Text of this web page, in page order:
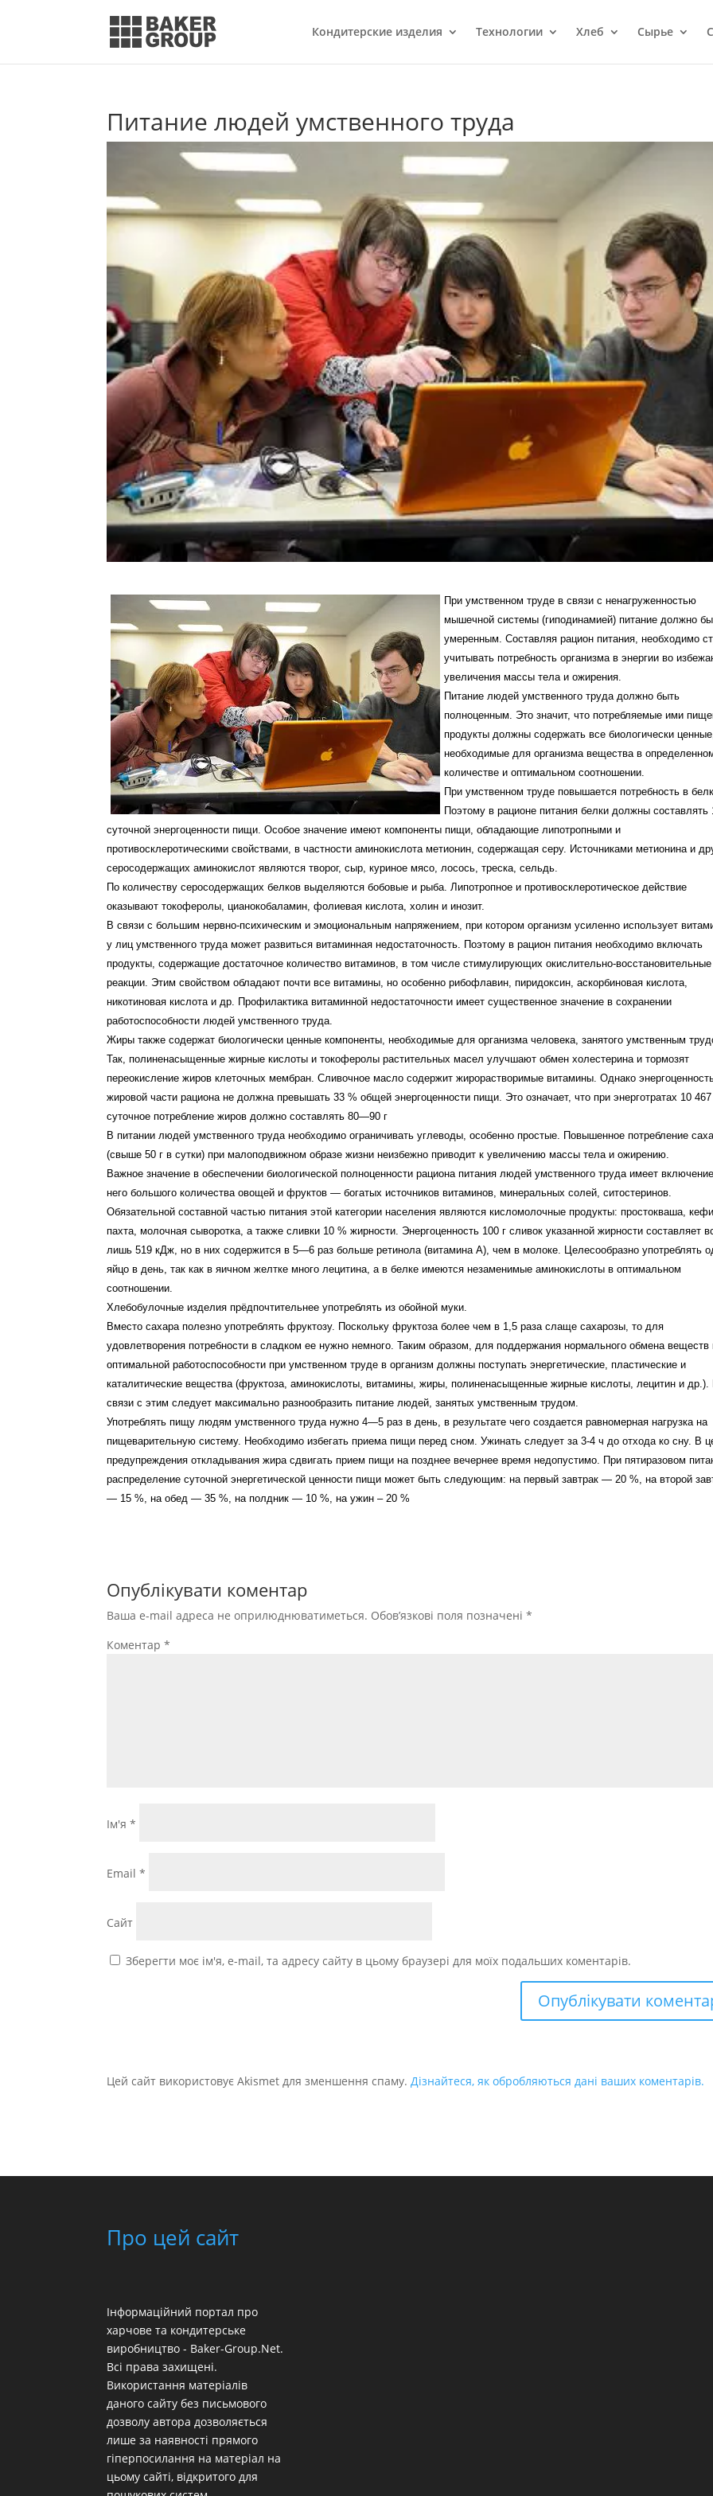
Кондитерcкие изделия Технологии Хлеб Сырье
Питание людей умственного труда
При умственном труде в связи с ненагруженностью
мышечной системы (гиподинамией) питание должно
умеренным. Составляя рацион питания, необходимо
учитывать потребность организма в энергии во
увеличения массы тела и ожирения.
Питание людей умственного труда должно быть
полноценным. Это значит, что потребляемые ими
продукты должны содержать все биологически ценные,
необходимые для организма вещества в
количестве и оптимальном соотношении.
При умственном труде повышается потребность в
Поэтому в рационе питания белки должны составлять
суточной энергоценности пищи. Особое значение имеют компоненты пищи, обладающие липотропными и
противосклеротическими свойствами, в частности аминокислота метионин, содержащая серу. Источниками метионина и
серосодержащих аминокислот являются творог, сыр, куриное мясо, лосось, треска, сельдь.
По количеству серосодержащих белков выделяются бобовые и рыба. Липотропное и противосклеротическое действие
оказывают токоферолы, цианокобаламин, фолиевая кислота, холин и инозит.
В связи с большим нервно-психическим и эмоциональным напряжением, при котором организм усиленно использует
у лиц умственного труда может развиться витаминная недостаточность. Поэтому в рацион питания необходимо включать
продукты, содержащие достаточное количество витаминов, в том числе стимулирующих окислительно-восстановительные
реакции. Этим свойством обладают почти все витамины, но особенно рибофлавин, пиридоксин, аскорбиновая кислота,
никотиновая кислота и др. Профилактика витаминной недостаточности имеет существенное значение в сохранении
работоспособности людей умственного труда.
Жиры также содержат биологически ценные компоненты, необходимые для организма человека, занятого умственным
Так, полиненасыщенные жирные кислоты и токоферолы растительных масел улучшают обмен холестерина и тормозят
переокисление жиров клеточных мембран. Сливочное масло содержит жирорастворимые витамины. Однако
жировой части рациона не должна превышать 33 % общей энергоценности пищи. Это означает, что при энерготратах 10
суточное потребление жиров должно составлять 80—90 г
В питании людей умственного труда необходимо ограничивать углеводы, особенно простые. Повышенное потребление
(свыше 50 г в сутки) при малоподвижном образе жизни неизбежно приводит к увеличению массы тела и ожирению.
Важное значение в обеспечении биологической полноценности рациона питания людей умственного труда имеет
него большого количества овощей и фруктов — богатых источников витаминов, минеральных солей, ситостеринов.
Обязательной составной частью питания этой категории населения являются кисломолочные продукты: простокваша,
пахта, молочная сыворотка, а также сливки 10 % жирности. Энергоценность 100 г сливок указанной жирности составляет
лишь 519 кДж, но в них содержится в 5—6 раз больше ретинола (витамина А), чем в молоке. Целесообразно употреблять
яйцо в день, так как в яичном желтке много лецитина, а в белке имеются незаменимые аминокислоты в оптимальном
соотношении.
Хлебобулочные изделия прёдпочтительнее употреблять из обойной муки.
Вместо сахара полезно употреблять фруктозу. Поскольку фруктоза более чем в 1,5 раза слаще сахарозы, то для
удовлетворения потребности в сладком ее нужно немного. Таким образом, для поддержания нормального обмена веществ
оптимальной работоспособности при умственном труде в организм должны поступать энергетические, пластические и
каталитические вещества (фруктоза, аминокислоты, витамины, жиры, полиненасыщенные жирные кислоты, лецитин и др.).
связи с этим следует максимально разнообразить питание людей, занятых умственным трудом.
Употреблять пищу людям умственного труда нужно 4—5 раз в день, в результате чего создается равномерная нагрузка на
пищеварительную систему. Необходимо избегать приема пищи перед сном. Ужинать следует за 3-4 ч до отхода ко сну. В
предупреждения откладывания жира сдвигать прием пищи на позднее вечернее время недопустимо. При пятиразовом
распределение суточной энергетической ценности пищи может быть следующим: на первый завтрак — 20 %, на второй
— 15 %, на обед — 35 %, на полдник — 10 %, на ужин – 20 %
Опублікувати коментар
Ваша e-mail адреса не оприлюднюватиметься. Обов’язкові поля позначені*
Коментар*
Ім'я*
Email*
Сайт
Зберегти моє ім'я, e-mail, та адресу сайту в цьому браузері для моїх подальших коментарів.
Цей сайт використовує Akismet для зменшення спаму. Дізнайтеся, як обробляються дані ваших коментарів.
Про цей сайт
Інформаційний портал про
харчове та кондитерське
виробництво - Baker-Group.Net.
Всі права захищені.
Використання матеріалів
даного сайту без письмового
дозволу автора дозволяється
лише за наявності прямого
гіперпосилання на матеріал на
цьому сайті, відкритого для